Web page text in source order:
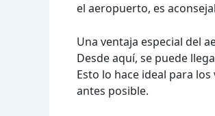
el aeropuerto, es
Una ventaja especial del
Desde aquí, se puede
Esto lo hace ideal para
antes posible.